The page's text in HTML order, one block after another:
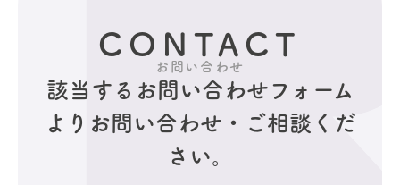
CONTACT
お問い合わせ
該当するお問い合わせフォーム
より お問い合わせ・ご相談くだ
さい。